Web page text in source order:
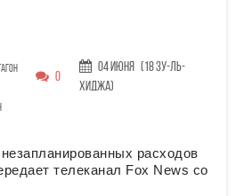
0
04 Июня (18 Зу-ль-
хиджа)
расходов
телеканал Fox News со